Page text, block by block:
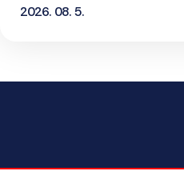
2026. 08. 5.